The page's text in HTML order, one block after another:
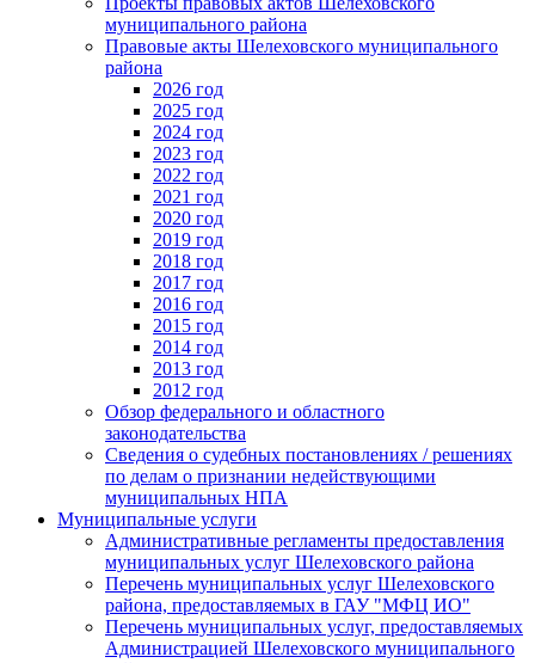
муниципального района
Правовые акты Шелеховского муниципального
района
2026 год
2025 год
2024 год
2023 год
2022 год
2021 год
2020 год
2019 год
2018 год
2017 год
2016 год
2015 год
2014 год
2013 год
2012 год
Обзор федерального и областного
законодательства
Сведения о судебных постановлениях / решениях
по делам о признании недействующими
муниципальных НПА
Муниципальные услуги
Административные регламенты предоставления
муниципальных услуг Шелеховского района
Перечень муниципальных услуг Шелеховского
района, предоставляемых в ГАУ "МФЦ ИО"
Перечень муниципальных услуг, предоставляемых
Администрацией Шелеховского муниципального